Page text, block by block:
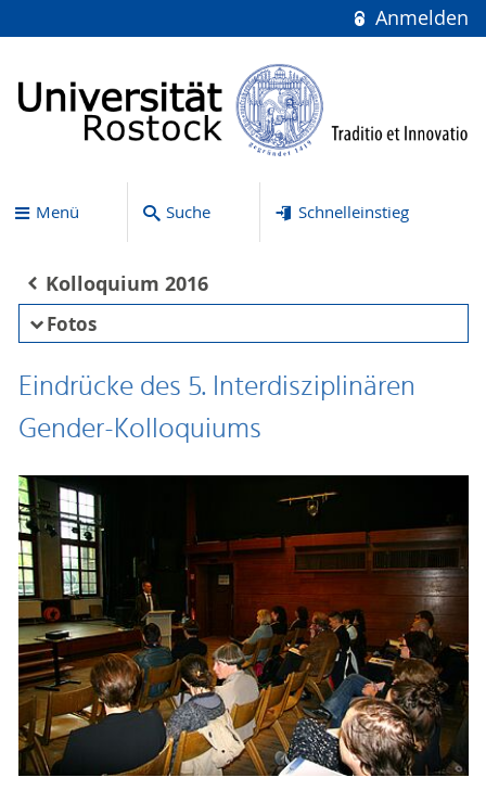
Anmelden
Menü Suche Schnelleinstieg
Kolloquium 2016
Fotos
Eindrücke des 5. Interdisziplinären
Gender-Kolloquiums